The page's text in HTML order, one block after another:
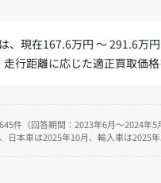
、現在167.6万円 ～ 291.6万
行距離に応じた適正買取価
件（回答期間：2023年6月～2024年5
本車は2025年10月、輸入車は2025